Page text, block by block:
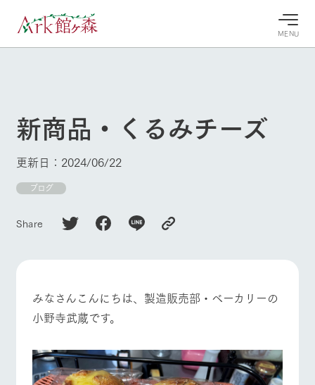
MENU
牧場へ行
く
よく見られている情報
今日の牧
本日の営業時間
や牧場の天気、
状況などを毎日
Ark館ヶ森で開
催しているイベ
情報やスケジュ
ビゲート
施設・体験情報
フラワー
ガーデン
動物とふ
れあう
アクティ
ビティ／
体験
Ark館ヶ森について
牧場に行く
生産品を見る
ArkFarm Wedding
牧場トップ
新商品・くるみチーズ
更新日：2024/06/22
ブログ
Share
みなさんこんにちは、製造販売部・ベーカリーの
小野寺武蔵です。